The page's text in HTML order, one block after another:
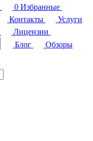
0 Избранные
Контакты
Услуги
Лицензии
Блог
Обзоры